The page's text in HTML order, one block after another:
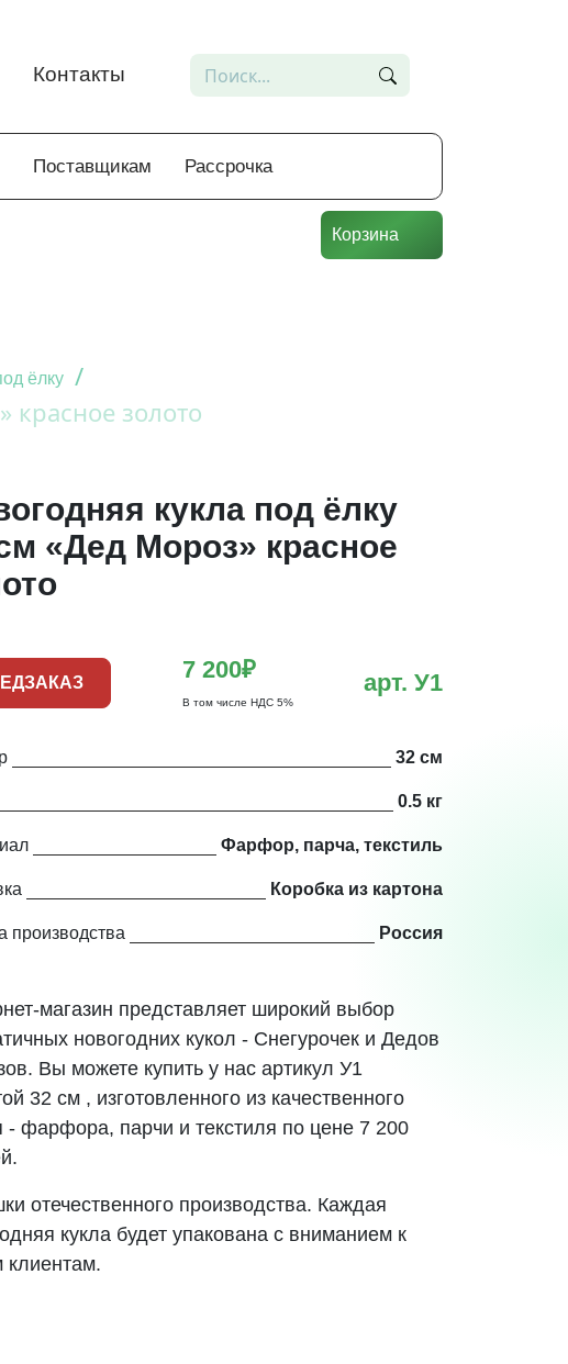
Контакты
Поставщикам Рассрочка
Корзина
ёлку /
красное золото
кукла под ёлку
«Дед Мороз» красное
7 200₽
В том числе НДС 5%
арт. У1
32 см
0.5 кг
Фарфор, парча, текстиль
Коробка из картона
производства Россия
магазин представляет широкий выбор
новогодних кукол - Снегурочек и Дедов
Вы можете купить у нас артикул У1
32 см , изготовленного из качественного
- фарфора, парчи и текстиля по цене 7 200
отечественного производства. Каждая
кукла будет упакована с вниманием к
клиентам.